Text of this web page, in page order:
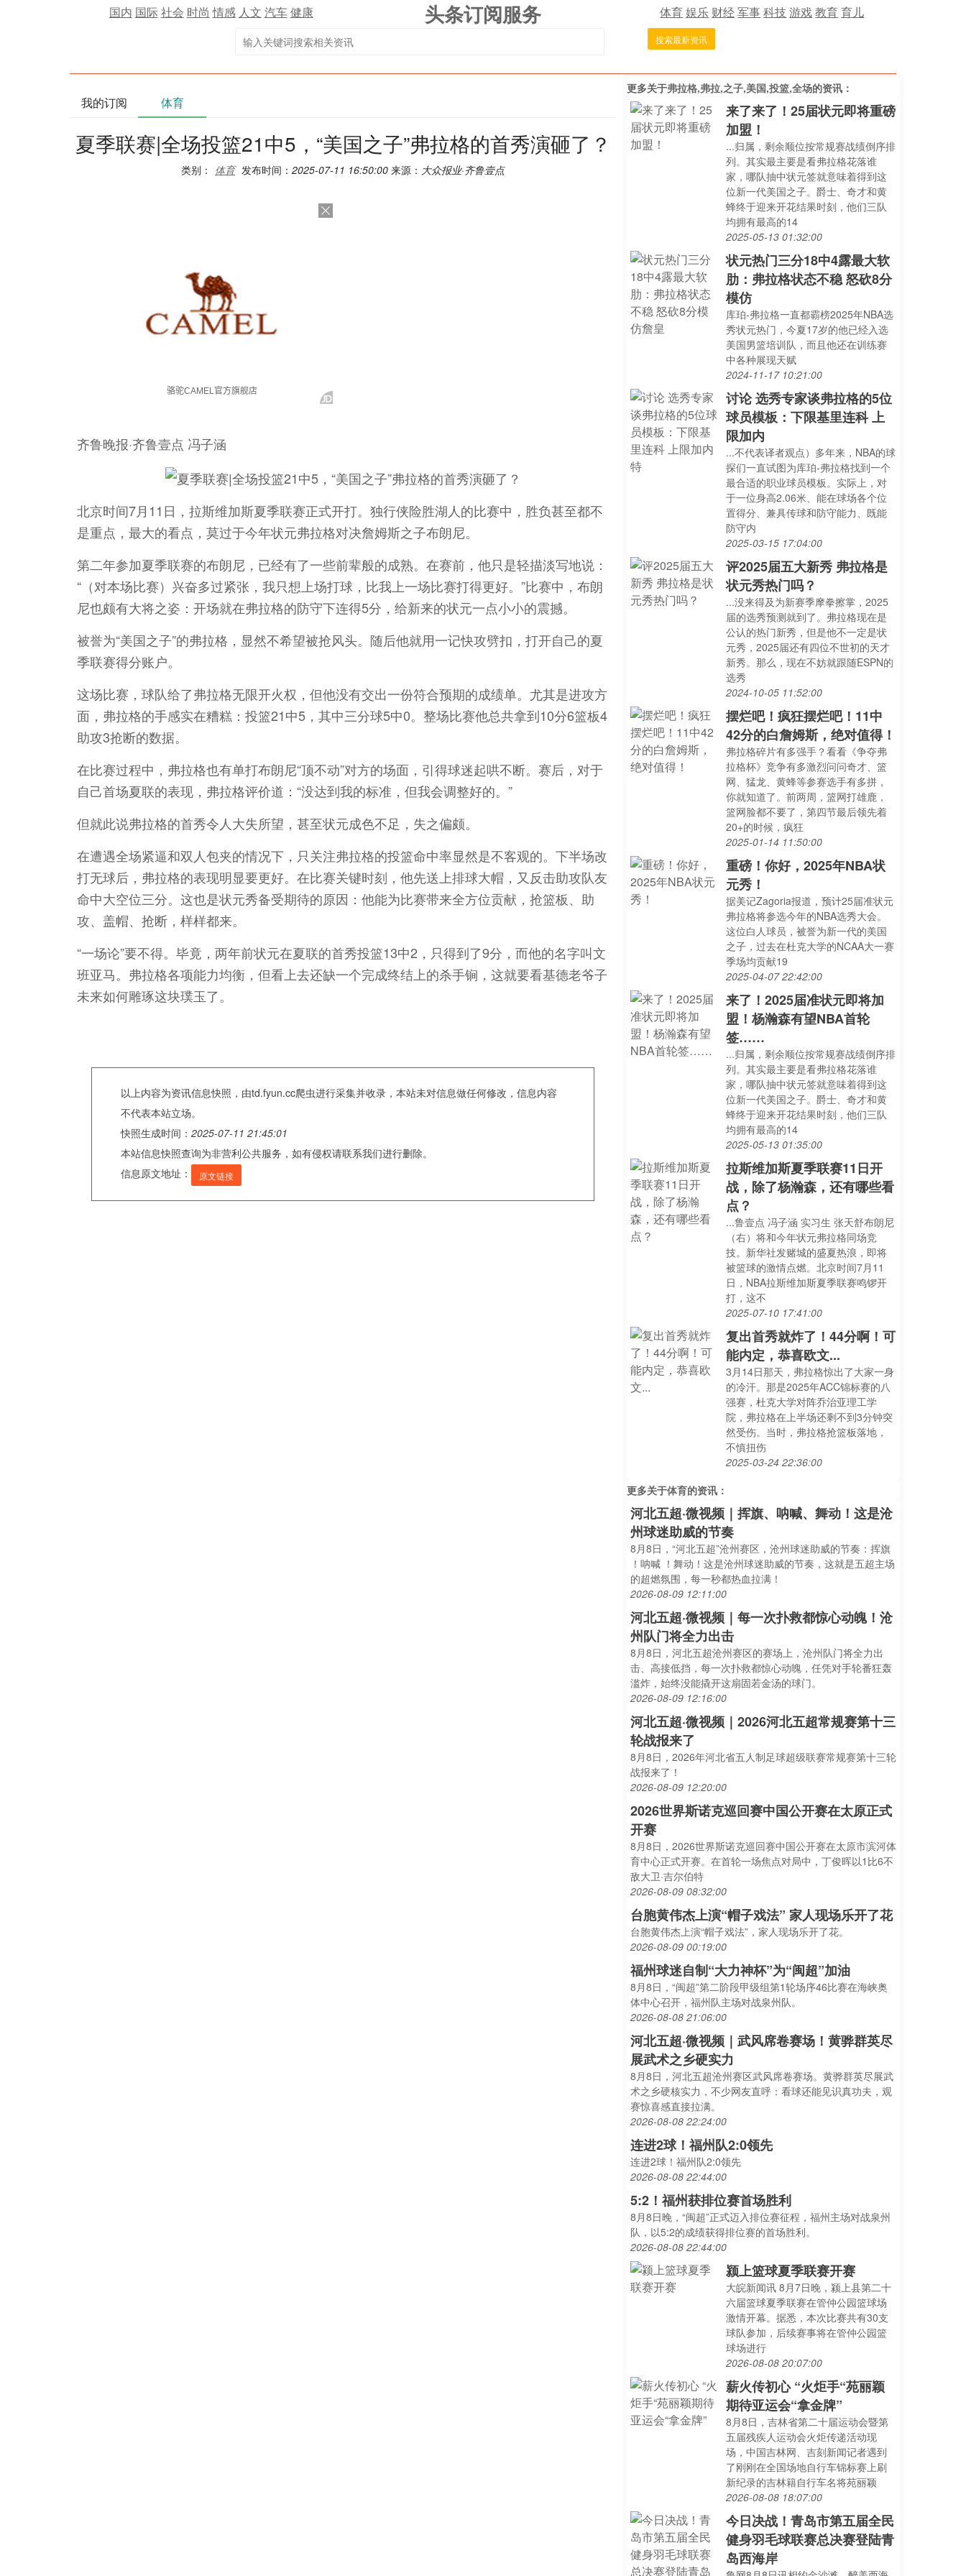
国内 国际社会 时尚 情感 人文 汽车健康 头条订阅服务 体育娱乐 财经军事科技游戏教育育儿
搜索最新资讯
我的订阅 体育
夏季联赛|全场投篮21中5，“美国之子”弗拉格的首秀演砸了？
类别： 体育 发布时间： 2025-07-11 16:50:00 来源： 大众报业·齐鲁壹点
齐鲁晚报·齐鲁壹点 冯子涵
北京时间7月11日，拉斯维加斯夏季联赛正式开打。独行侠险胜湖人的比赛中，胜负甚至都不
是重点，最大的看点，莫过于今年状元弗拉格对决詹姆斯之子布朗尼。
第二年参加夏季联赛的布朗尼，已经有了一些前辈般的成熟。在赛前，他只是轻描淡写地说：
“（对本场比赛）兴奋多过紧张，我只想上场打球，比我上一场比赛打得更好。”比赛中，布朗
尼也颇有大将之姿：开场就在弗拉格的防守下连得5分，给新来的状元一点小小的震撼。
被誉为“美国之子”的弗拉格，显然不希望被抢风头。随后他就用一记快攻劈扣，打开自己的夏
季联赛得分账户。
这场比赛，球队给了弗拉格无限开火权，但他没有交出一份符合预期的成绩单。尤其是进攻方
面，弗拉格的手感实在糟糕：投篮21中5，其中三分球5中0。整场比赛他总共拿到10分6篮板4
助攻3抢断的数据。
在比赛过程中，弗拉格也有单打布朗尼“顶不动”对方的场面，引得球迷起哄不断。赛后，对于
自己首场夏联的表现，弗拉格评价道：“没达到我的标准，但我会调整好的。”
但就此说弗拉格的首秀令人大失所望，甚至状元成色不足，失之偏颇。
在遭遇全场紧逼和双人包夹的情况下，只关注弗拉格的投篮命中率显然是不客观的。下半场改
打无球后，弗拉格的表现明显要更好。在比赛关键时刻，他先送上排球大帽，又反击助攻队友
命中大空位三分。这也是状元秀备受期待的原因：他能为比赛带来全方位贡献，抢篮板、助
攻、盖帽、抢断，样样都来。
“一场论”要不得。毕竟，两年前状元在夏联的首秀投篮13中2，只得到了9分，而他的名字叫文
班亚马。弗拉格各项能力均衡，但看上去还缺一个完成终结上的杀手锏，这就要看基德老爷子
未来如何雕琢这块璞玉了。
以上内容为资讯信息快照，由td.fyun.cc爬虫进行采集并收录，本站未对信息做任何修改，信息内容
不代表本站立场。
快照生成时间： 2025-07-11 21:45:01
本站信息快照查询为非营利公共服务，如有侵权请联系我们进行删除。
信息原文地址：
原文链接
更多关于弗拉格,弗拉,之子,美国,投篮,全场的资讯：
来了来了！25届状元即将重磅
加盟！
...归属，剩余顺位按常规赛战绩倒序排
列。其实最主要是看弗拉格花落谁
家，哪队抽中状元签就意味着得到这
位新一代美国之子。爵士、奇才和黄
蜂终于迎来开花结果时刻，他们三队
均拥有最高的14
2025-05-13 01:32:00
状元热门三分18中4露最大软
肋：弗拉格状态不稳 怒砍8分
模仿
库珀-弗拉格一直都霸榜2025年NBA选
秀状元热门，今夏17岁的他已经入选
美国男篮培训队，而且他还在训练赛
中各种展现天赋
2024-11-17 10:21:00
讨论 选秀专家谈弗拉格的5位
球员模板：下限基里连科 上
限加内
...不代表译者观点）多年来，NBA的球
探们一直试图为库珀-弗拉格找到一个
最合适的职业球员模板。实际上，对
于一位身高2.06米、能在球场各个位
置得分、兼具传球和防守能力、既能
防守内
2025-03-15 17:04:00
评2025届五大新秀 弗拉格是
状元秀热门吗？
...没来得及为新赛季摩拳擦掌，2025
届的选秀预测就到了。弗拉格现在是
公认的热门新秀，但是他不一定是状
元秀，2025届还有四位不世初的天才
新秀。那么，现在不妨就跟随ESPN的
选秀
2024-10-05 11:52:00
摆烂吧！疯狂摆烂吧！11中
42分的白詹姆斯，绝对值得！
弗拉格碎片有多强手？看看《争夺弗
拉格杯》竞争有多激烈问问奇才、篮
网、猛龙、黄蜂等参赛选手有多拼，
你就知道了。前两周，篮网打雄鹿，
篮网脸都不要了，第四节最后领先着
20+的时候，疯狂
2025-01-14 11:50:00
重磅！你好，2025年NBA状
元秀！
据美记Zagoria报道，预计25届准状元
弗拉格将参选今年的NBA选秀大会。
这位白人球员，被誉为新一代的美国
之子，过去在杜克大学的NCAA大一赛
季场均贡献19
2025-04-07 22:42:00
来了！2025届准状元即将加
盟！杨瀚森有望NBA首轮
签……
...归属，剩余顺位按常规赛战绩倒序排
列。其实最主要是看弗拉格花落谁
家，哪队抽中状元签就意味着得到这
位新一代美国之子。爵士、奇才和黄
蜂终于迎来开花结果时刻，他们三队
均拥有最高的14
2025-05-13 01:35:00
拉斯维加斯夏季联赛11日开
战，除了杨瀚森，还有哪些看
点？
...鲁壹点 冯子涵 实习生 张天舒布朗尼
（右）将和今年状元弗拉格同场竞
技。新华社发赌城的盛夏热浪，即将
被篮球的激情点燃。北京时间7月11
日，NBA拉斯维加斯夏季联赛鸣锣开
打，这不
2025-07-10 17:41:00
复出首秀就炸了！44分啊！可
能内定，恭喜欧文...
3月14日那天，弗拉格惊出了大家一身
的冷汗。那是2025年ACC锦标赛的八
强赛，杜克大学对阵乔治亚理工学
院，弗拉格在上半场还剩不到3分钟突
然受伤。当时，弗拉格抢篮板落地，
不慎扭伤
2025-03-24 22:36:00
更多关于体育的资讯：
河北五超·微视频｜挥旗、呐喊、舞动！这是沧
州球迷助威的节奏
8月8日，“河北五超”沧州赛区，沧州球迷助威的节奏：挥旗
！呐喊 ！舞动！这是沧州球迷助威的节奏，这就是五超主场
的超燃氛围，每一秒都热血拉满！
2026-08-09 12:11:00
河北五超·微视频｜每一次扑救都惊心动魄！沧
州队门将全力出击
8月8日，河北五超沧州赛区的赛场上，沧州队门将全力出
击、高接低挡，每一次扑救都惊心动魄，任凭对手轮番狂轰
滥炸，始终没能撬开这扇固若金汤的球门。
2026-08-09 12:16:00
河北五超·微视频｜2026河北五超常规赛第十三
轮战报来了
8月8日，2026年河北省五人制足球超级联赛常规赛第十三轮
战报来了！
2026-08-09 12:20:00
2026世界斯诺克巡回赛中国公开赛在太原正式
开赛
8月8日，2026世界斯诺克巡回赛中国公开赛在太原市滨河体
育中心正式开赛。在首轮一场焦点对局中，丁俊晖以1比6不
敌大卫·吉尔伯特
2026-08-09 08:32:00
台胞黄伟杰上演“帽子戏法” 家人现场乐开了花
台胞黄伟杰上演“帽子戏法”，家人现场乐开了花。
2026-08-09 00:19:00
福州球迷自制“大力神杯”为“闽超”加油
8月8日，“闽超”第二阶段甲级组第1轮场序46比赛在海峡奥
体中心召开，福州队主场对战泉州队。
2026-08-08 21:06:00
河北五超·微视频｜武风席卷赛场！黄骅群英尽
展武术之乡硬实力
8月8日，河北五超沧州赛区武风席卷赛场。黄骅群英尽展武
术之乡硬核实力，不少网友直呼：看球还能见识真功夫，观
赛惊喜感直接拉满。
2026-08-08 22:24:00
连进2球！福州队2:0领先
连进2球！福州队2:0领先
2026-08-08 22:44:00
5:2！福州获排位赛首场胜利
8月8日晚，“闽超”正式迈入排位赛征程，福州主场对战泉州
队，以5:2的成绩获得排位赛的首场胜利。
2026-08-08 22:44:00
颍上篮球夏季联赛开赛
大皖新闻讯 8月7日晚，颍上县第二十
六届篮球夏季联赛在管仲公园篮球场
激情开幕。据悉，本次比赛共有30支
球队参加，后续赛事将在管仲公园篮
球场进行
2026-08-08 20:07:00
薪火传初心 “火炬手“苑丽颖
期待亚运会“拿金牌”
8月8日，吉林省第二十届运动会暨第
五届残疾人运动会火炬传递活动现
场，中国吉林网、吉刻新闻记者遇到
了刚刚在全国场地自行车锦标赛上刷
新纪录的吉林籍自行车名将苑丽颖
2026-08-08 18:07:00
今日决战！青岛市第五届全民
健身羽毛球联赛总决赛登陆青
岛西海岸